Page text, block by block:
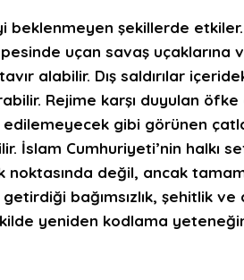
şekillerde etkiler.
uçan savaş uçaklarına
alabilir. Dış saldırılar
Rejime karşı duyulan
gibi görünen
İslam Cumhuriyeti’nin
noktasında değil, ancak
getirdiği bağımsızlık, şehitlik
yeniden kodlama